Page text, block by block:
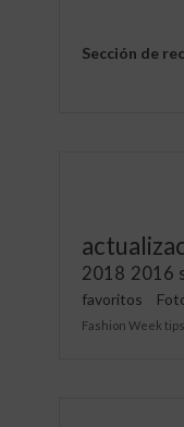
Sección de
2018 2016
favoritos
Fashion Week tips